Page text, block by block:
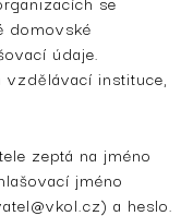
domovské
údaje.
vzdělávací instituce,
zeptá na jméno
jméno
a heslo.